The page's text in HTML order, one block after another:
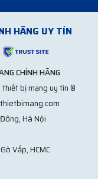
HÃNG UY TÍN
CHÍNH HÃNG
bị mạng uy tín ®
Hà Nội
Vấp, HCMC